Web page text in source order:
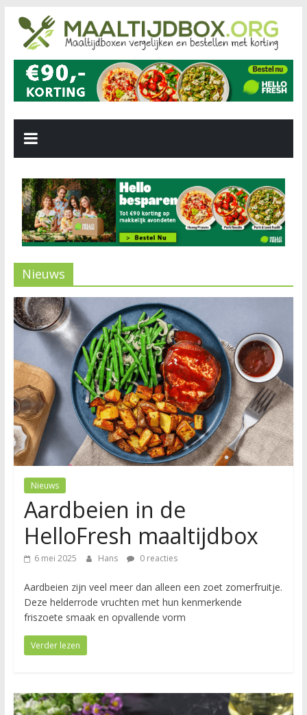
Nieuws
Nieuws
Aardbeien in de
HelloFresh maaltijdbox
6 mei 2025 Hans 0 reacties
Aardbeien zijn veel meer dan alleen een zoet zomerfruitje.
Deze helderrode vruchten met hun kenmerkende
friszoete smaak en opvallende vorm
Verder lezen